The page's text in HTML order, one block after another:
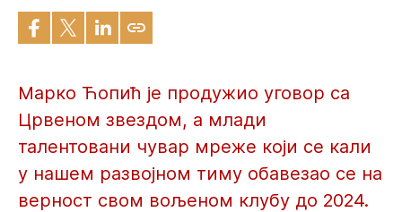
Марко Ћопић је продужио уговор са
Црвеном звездом, а млади
талентовани чувар мреже који се кали
у нашем развојном тиму обавезао се на
верност свом вољеном клубу до 2024.